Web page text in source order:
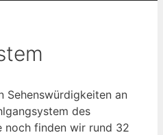
Sehenswürdigkeiten an
des
noch finden wir rund 32